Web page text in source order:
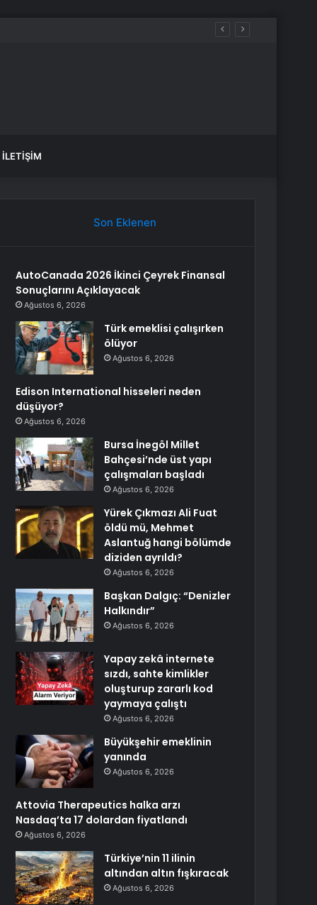
İLETIŞIM
Son Eklenen
AutoCanada 2026 İkinci Çeyrek Finansal
Sonuçlarını Açıklayacak
Ağustos 6, 2026
Türk emeklisi çalışırken
ölüyor
Ağustos 6, 2026
Edison International hisseleri neden
düşüyor?
Ağustos 6, 2026
Bursa İnegöl Millet
Bahçesi’nde üst yapı
çalışmaları başladı
Ağustos 6, 2026
Yürek Çıkmazı Ali Fuat
öldü mü, Mehmet
Aslantuğ hangi bölümde
diziden ayrıldı?
Ağustos 6, 2026
Başkan Dalgıç: “Denizler
Halkındır”
Ağustos 6, 2026
Yapay zekâ internete
sızdı, sahte kimlikler
oluşturup zararlı kod
yaymaya çalıştı
Ağustos 6, 2026
Büyükşehir emeklinin
yanında
Ağustos 6, 2026
Attovia Therapeutics halka arzı
Nasdaq’ta 17 dolardan fiyatlandı
Ağustos 6, 2026
Türkiye’nin 11 ilinin
altından altın fışkıracak
Ağustos 6, 2026